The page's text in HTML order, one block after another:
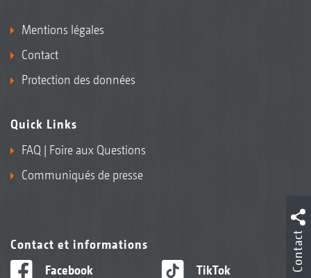
Mentions légales
Contact
Protection des données
Quick Links
FAQ | Foire aux Questions
Communiqués de presse
Contact et informations
Facebook
TikTok Contact